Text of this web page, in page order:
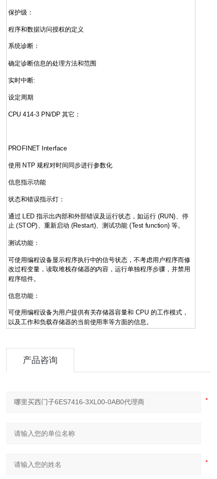
保护级：
程序和数据访问授权的定义
系统诊断：
确定诊断信息的处理方法和范围
实时中断:
设定周期
CPU 414-3 PN/DP 其它：
PROFINET Interface
使用 NTP 规程对时间同步进行参数化
信息指示功能
状态和错误指示灯：
通过 LED 指示出内部和外部错误及运行状态，如运行 (RUN)、停
止 (STOP)、重新启动 (Restart)、测试功能 (Test function) 等。
测试功能：
可使用编程设备显示程序执行中的信号状态，不考虑用户程序而修
改过程变量，读取堆栈存储器的内容，运行单独程序步骤，并禁用
程序组件。
信息功能：
可使用编程设备为用户提供有关存储器容量和 CPU 的工作模式，
以及工作和负载存储器的当前使用率等方面的信息。
产品咨询